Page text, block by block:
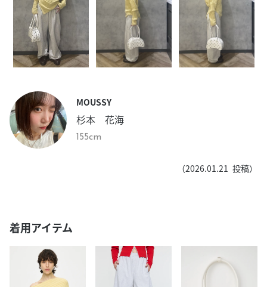
MOUSSY
杉本 花海
155cm
（2026.01.21 投稿）
着用アイテム